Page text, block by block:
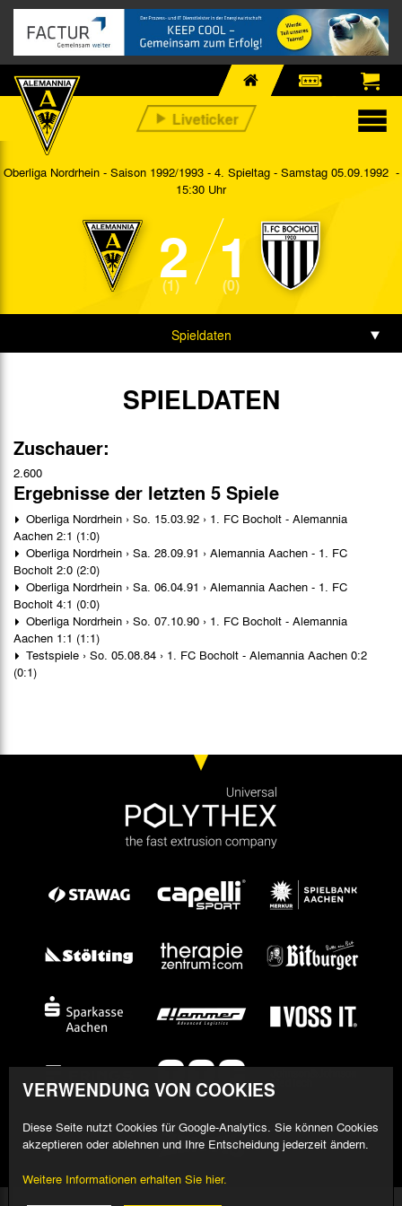
Oberliga Nordrhein - Saison 1992/1993 - 4. Spieltag - Samstag 05.09.1992 -
15:30 Uhr
2
(1) 1
(0)
Spieldaten
SPIELDATEN
Zuschauer:
2.600
Ergebnisse der letzten 5 Spiele
Oberliga Nordrhein › So. 15.03.92 › 1. FC Bocholt - Alemannia
Aachen 2:1 (1:0)
Oberliga Nordrhein › Sa. 28.09.91 › Alemannia Aachen - 1. FC
Bocholt 2:0 (2:0)
Oberliga Nordrhein › Sa. 06.04.91 › Alemannia Aachen - 1. FC
Bocholt 4:1 (0:0)
Oberliga Nordrhein › So. 07.10.90 › 1. FC Bocholt - Alemannia
Aachen 1:1 (1:1)
Testspiele › So. 05.08.84 › 1. FC Bocholt - Alemannia Aachen 0:2
(0:1)
VERWENDUNG VON COOKIES
Diese Seite nutzt Cookies für Google-Analytics. Sie können Cookies
akzeptieren oder ablehnen und Ihre Entscheidung jederzeit ändern.
Weitere Informationen erhalten Sie hier.